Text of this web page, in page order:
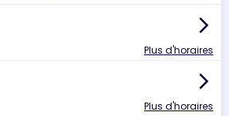
arrow_forward_ios
Plus d'horaires
arrow_forward_ios
Plus d'horaires